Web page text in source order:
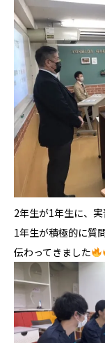
2年生が1年生に、
1年生が積極的に質
伝わってきました